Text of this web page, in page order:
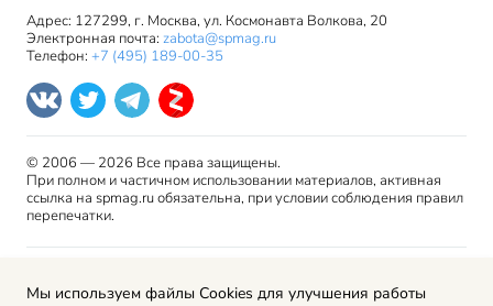
Адрес: 127299, г. Москва, ул. Космонавта Волкова, 20
Электронная почта: zabota@spmag.ru
Телефон: +7 (495) 189-00-35
© 2006 — 2026 Все права защищены.
При полном и частичном использовании материалов, активная
ссылка на spmag.ru обязательна, при условии соблюдения правил
перепечатки.
права
Мы используем файлы Cookies для улучшения работы